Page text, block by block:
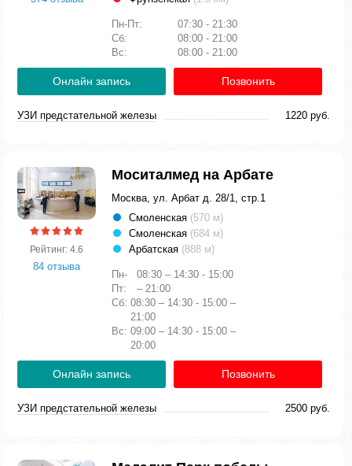
Пн-Пт:
07:30 - 21:30
Сб:
08:00 - 21:00
Вс:
08:00 - 21:00
Онлайн запись Позвонить
УЗИ предстательной железы 1220 руб.
Рейтинг: 4.6
84 отзыва
Моситалмед на Арбате
Москва, ул. Арбат д. 28/1, стр.1
Смоленская (570 м)
Смоленская (684 м)
Арбатская (888 м)
Пн-
Пт:
08:30 – 14:30 - 15:00
– 21:00
Сб: 08:30 – 14:30 - 15:00 –
21:00
Вс: 09:00 – 14:30 - 15:00 –
20:00
Онлайн запись Позвонить
УЗИ предстательной железы 2500 руб.